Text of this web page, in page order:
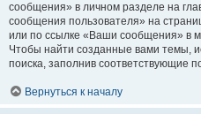
сообщения» в личном разделе на
сообщения пользователя» на
или по ссылке «Ваши сообщения» в
Чтобы найти созданные вами темы,
поиска, заполнив соответствующие
Вернуться к началу